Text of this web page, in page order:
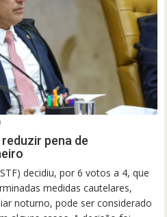
pena de
decidiu, por 6 votos a 4, que
medidas cautelares,
noturno, pode ser considerado